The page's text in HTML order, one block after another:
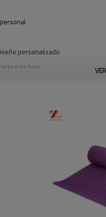
personalizado
más bajo
2 días; tiempo de smaple
T / T (depósito del 30%, 70%